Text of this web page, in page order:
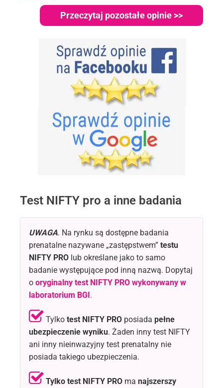
Przeczytaj pozostałe opinie >>
Test NIFTY pro a inne badania
UWAGA. Na rynku są dostępne badania
prenatalne nazywane „zastępstwem” testu
NIFTY PRO lub określane jako to samo
badanie występujące pod inną nazwą. Dopytaj
o oryginalny test NIFTY PRO wykonywany w
laboratorium BGI.
Tylko test NIFTY PRO posiada pełne
ubezpieczenie wyniku. Żaden inny test NIFTY
ani inny nieinwazyjny test prenatalny nie
posiada takiego ubezpieczenia.
Tylko test NIFTY PRO ma najszerszy